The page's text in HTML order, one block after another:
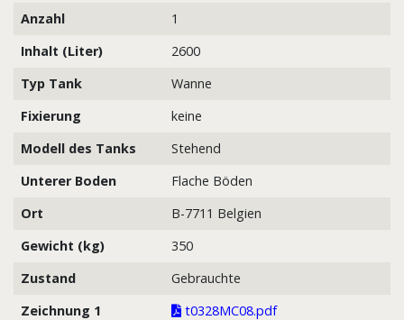
Anzahl
1
Inhalt (Liter)
2600
Typ Tank
Wanne
Fixierung
keine
Modell des Tanks
Stehend
Unterer Boden
Flache Böden
Ort
B-7711 Belgien
Gewicht (kg)
350
Zustand
Gebrauchte
Zeichnung 1
t0328MC08.pdf